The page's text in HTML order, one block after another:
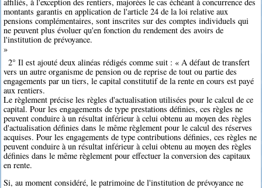
montants garantis en application de l'article 24 de la loi relative aux
pensions complémentaires, sont inscrites sur des comptes individuels qui
ne peuvent plus évoluer qu'en fonction du rendement des avoirs de
l'institution de prévoyance.
»
2° Il est ajouté deux alinéas rédigés comme suit : « A défaut de transfert
vers un autre organisme de pension ou de reprise de tout ou partie des
engagements par un tiers, le capital constitutif de la rente en cours est payé
aux rentiers.
Le règlement précise les règles d'actualisation utilisées pour le calcul de ce
capital. Pour les engagements de type prestations définies, ces règles ne
peuvent conduire à un résultat inférieur à celui obtenu au moyen des règles
d'actualisation définies dans le même règlement pour le calcul des réserves
acquises. Pour les engagements de type contributions définies, ces règles ne
peuvent conduire à un résultat inférieur à celui obtenu au moyen des règles
définies dans le même règlement pour effectuer la conversion des capitaux
en rente.
Si, au moment considéré, le patrimoine de l'institution de prévoyance ne